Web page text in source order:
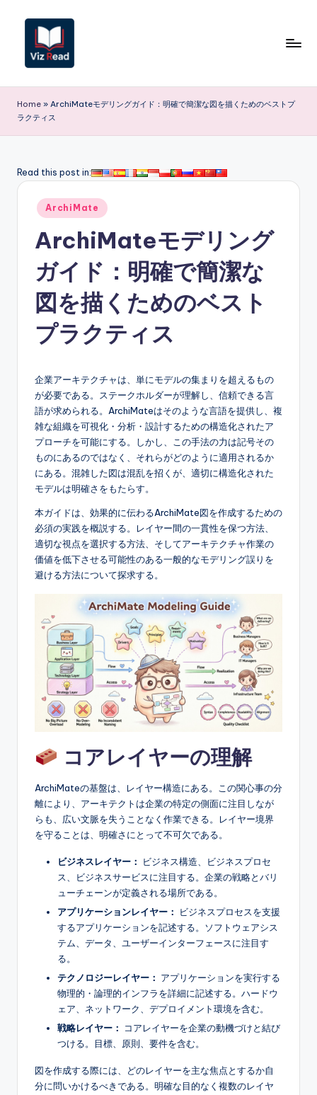
content
iz
R
a
A
w
Home » ArchiMateモデリングガイド：明確で簡潔な図を描くためのベストプ
ラクティス
Read this post in:
Posted
in
ArchiMate
ArchiMateモデリング
ガイド：明確で簡潔な
図を描くためのベスト
プラクティス
企業アーキテクチャは、単にモデルの集まりを超えるもの
が必要である。ステークホルダーが理解し、信頼できる言
語が求められる。ArchiMateはそのような言語を提供し、複
雑な組織を可視化・分析・設計するための構造化されたア
プローチを可能にする。しかし、この手法の力は記号その
ものにあるのではなく、それらがどのように適用されるか
にある。混雑した図は混乱を招くが、適切に構造化された
モデルは明確さをもたらす。
本ガイドは、効果的に伝わるArchiMate図を作成するための
必須の実践を概説する。レイヤー間の一貫性を保つ方法、
適切な視点を選択する方法、そしてアーキテクチャ作業の
価値を低下させる可能性のある一般的なモデリング誤りを
避ける方法について探求する。
コアレイヤーの理解
ArchiMateの基盤は、レイヤー構造にある。この関心事の分
離により、アーキテクトは企業の特定の側面に注目しなが
らも、広い文脈を失うことなく作業できる。レイヤー境界
を守ることは、明確さにとって不可欠である。
ビジネスレイヤー：
ビジネス構造、ビジネスプロセ
ス、ビジネスサービスに注目する。企業の戦略とバリ
ューチェーンが定義される場所である。
アプリケーションレイヤー：
ビジネスプロセスを支援
するアプリケーションを記述する。ソフトウェアシス
テム、データ、ユーザーインターフェースに注目す
る。
テクノロジーレイヤー： アプリケーションを実行する
物理的・論理的インフラを詳細に記述する。ハードウ
ェア、ネットワーク、デプロイメント環境を含む。
戦略レイヤー：
コアレイヤーを企業の動機づけと結び
つける。目標、原則、要件を含む。
図を作成する際には、どのレイヤーを主な焦点とするか自
分に問いかけるべきである。明確な目的なく複数のレイヤ